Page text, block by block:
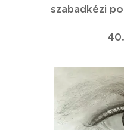
szabadkézi